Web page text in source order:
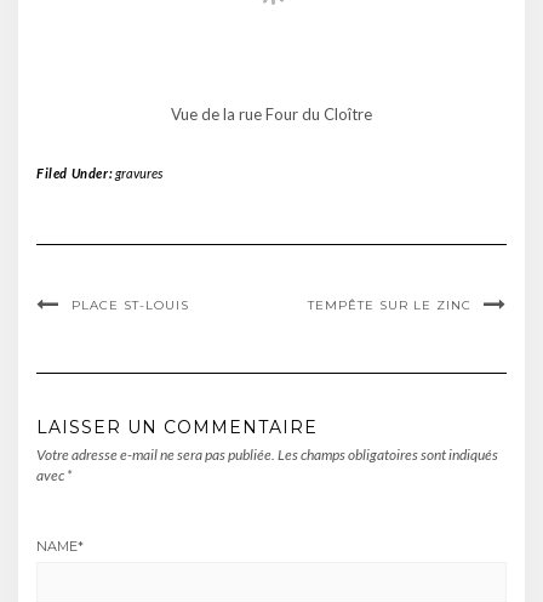
Vue de la rue Four du Cloître
Filed Under:gravures
PLACE ST-LOUIS TEMPÊTE SUR LE ZINC
LAISSER UN COMMENTAIRE
Votre adresse e-mail ne sera pas publiée. Les champs obligatoires sont indiqués
avec *
NAME*